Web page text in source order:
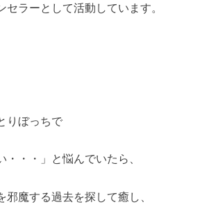
セラーとして活動しています。
りぼっちで
・・・」と悩んでいたら、
邪魔する過去を探して癒し、